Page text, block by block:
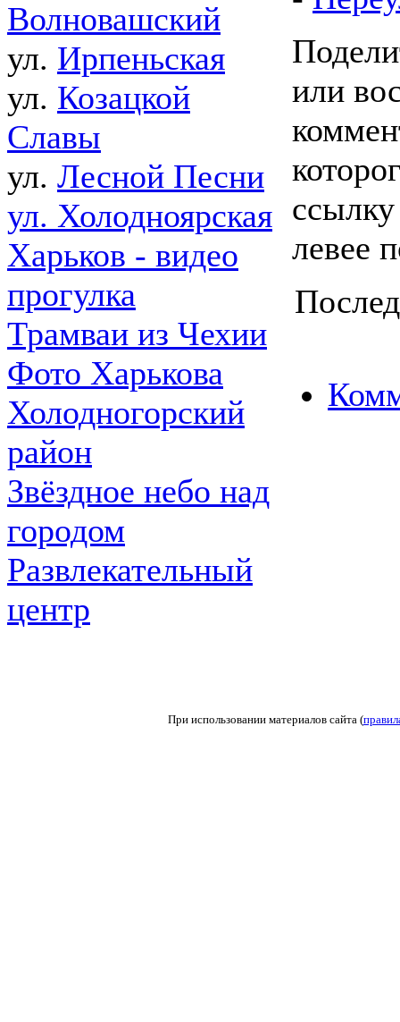
Волновашский
ул. Ирпеньская
ул. Козацкой
Славы
ул. Лесной Песни
ул. Холодноярская
Харьков - видео
прогулка
Трамваи из Чехии
Фото Харькова
Холодногорский
район
Звёздное небо над
городом
Развлекательный
центр
или
левее
При использовании материалов сайта (